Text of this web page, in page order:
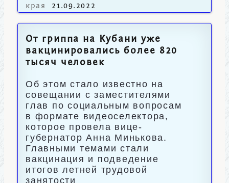
края
21.09.2022
От гриппа на Кубани уже
вакцинировались более 820
тысяч человек
Об этом стало известно на
совещании с заместителями
глав по социальным вопросам
в формате видеоселектора,
которое провела вице-
губернатор Анна Минькова.
Главными темами стали
вакцинация и подведение
итогов летней трудовой
занятости